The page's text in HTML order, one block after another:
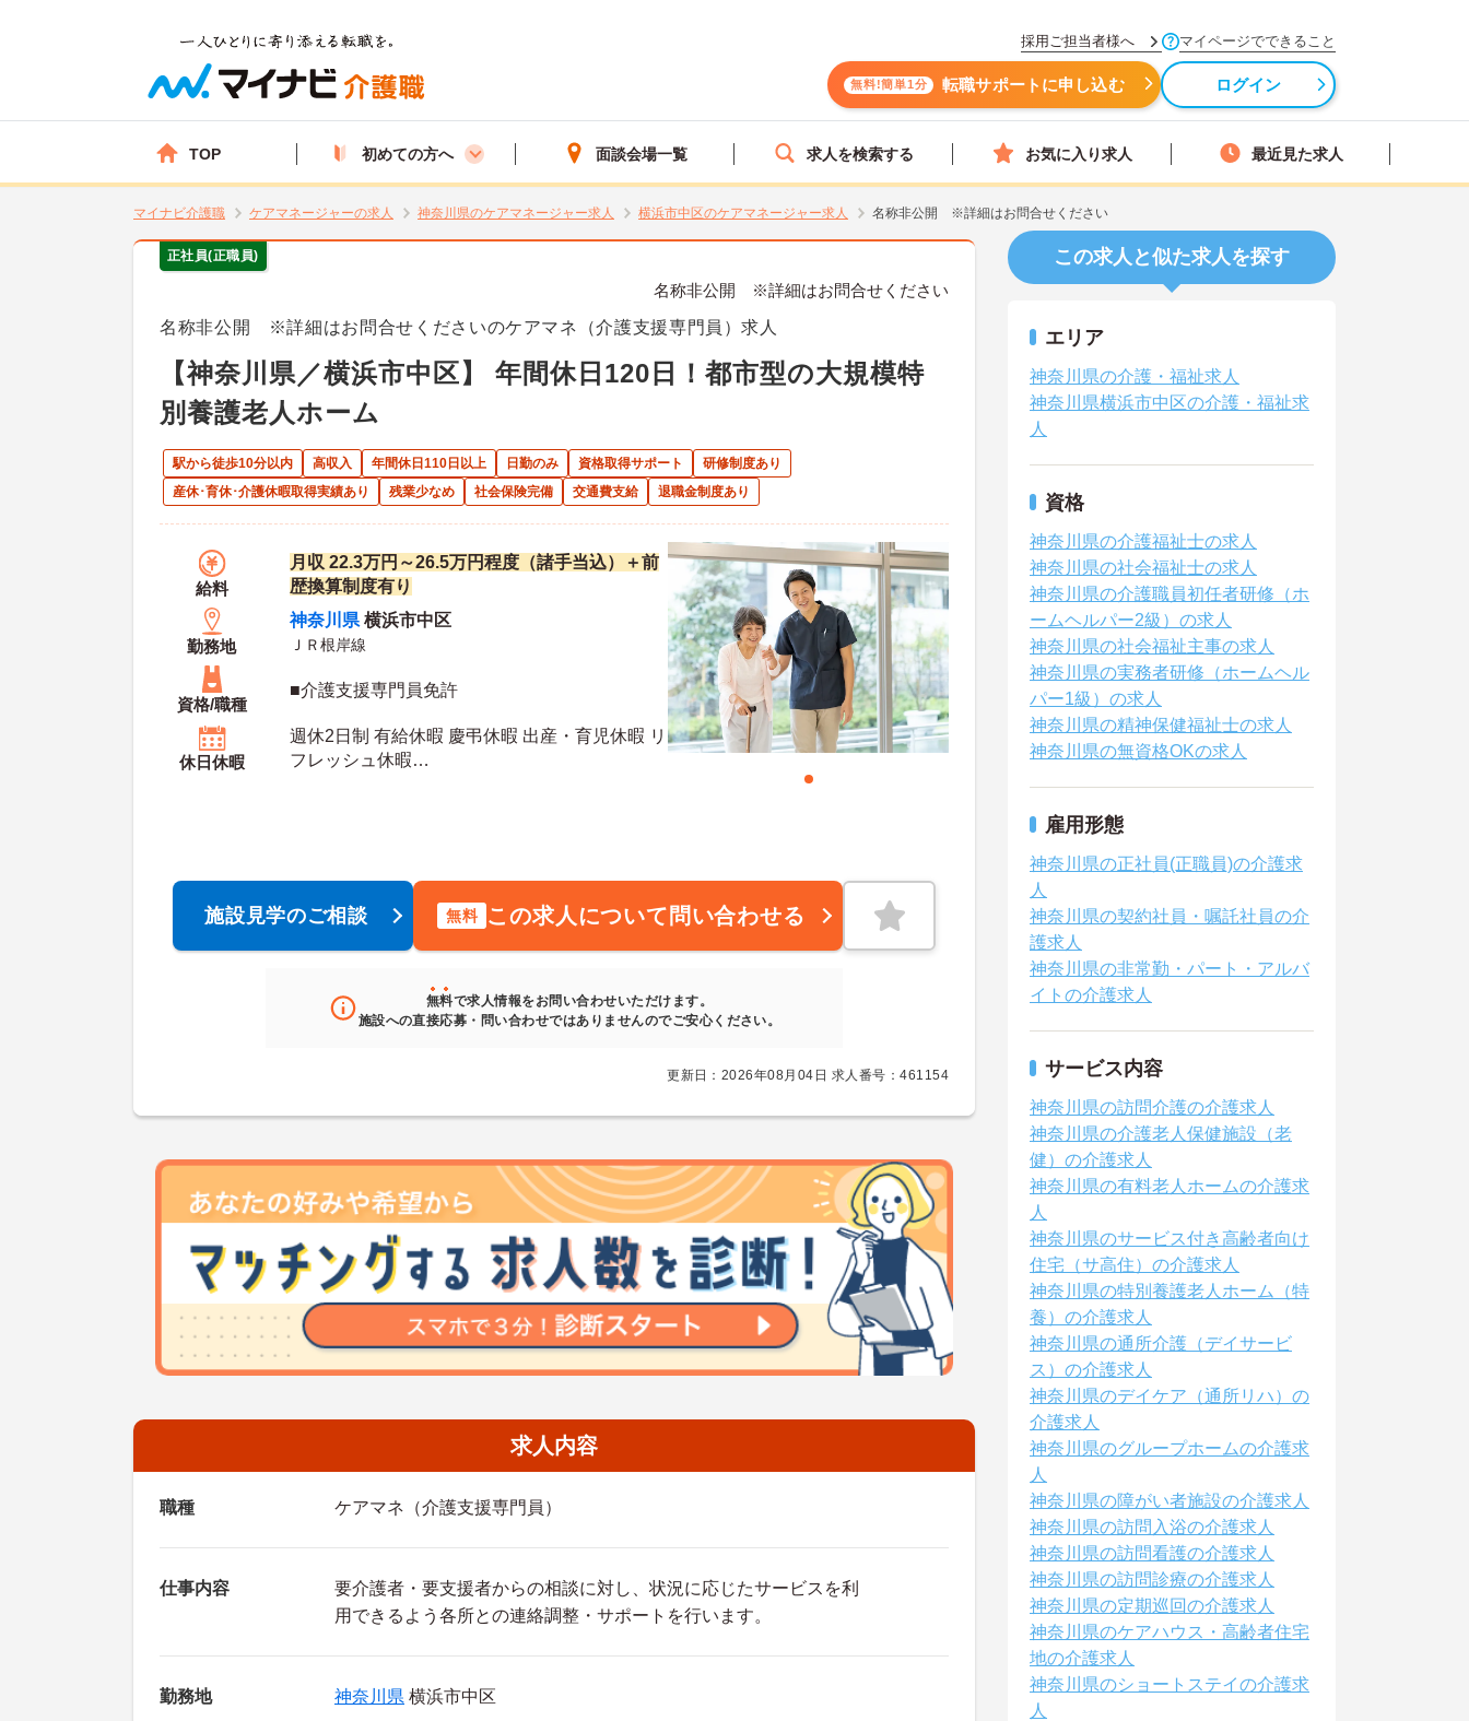
採用ご担当者様へ マイページでできること
無料!簡単1分 転職サポートに申し込む ログイン
TOP 初めての方へ 面談会場一覧 求人を検索する お気に入り求人 最近見た求人
マイナビ介護職 ケアマネージャーの求人 神奈川県のケアマネージャー求人 横浜市中区のケアマネージャー求人 名称非公開 ※詳細はお問合せください
正社員(正職員)
名称非公開 ※詳細はお問合せください
名称非公開 ※詳細はお問合せくださいのケアマネ（介護支援専門員）求人
【神奈川県／横浜市中区】 年間休日120日！都市型の大規模特
別養護老人ホーム
駅から徒歩10分以内 高収入 年間休日110日以上 日勤のみ 資格取得サポート
研修制度あり
産休･育休･介護休暇取得実績あり
残業少なめ 社会保険完備 交通費支給 退職金制度あり
給料
月収 22.3万円～26.5万円程度（諸手当込）＋前
歴換算制度有り
勤務地
神奈川県 横浜市中区
ＪＲ根岸線
資格/職種
■介護支援専門員免許
休日休暇
週休2日制 有給休暇 慶弔休暇 出産・育児休暇 リ
フレッシュ休暇
施設見学のご相談 無料 この求人について問い合わせる
無料で求人情報をお問い合わせいただけます。
施設への直接応募・問い合わせではありませんのでご安心ください。
更新日：2026年08月04日 求人番号：461154
求人内容
職種 ケアマネ（介護支援専門員）
仕事内容
要介護者・要支援者からの相談に対し、状況に応じたサービスを利
用できるよう各所との連絡調整・サポートを行います。
勤務地 神奈川県 横浜市中区
この求人と似た求人を探す
エリア
神奈川県の介護・福祉求人
神奈川県横浜市中区の介護・福祉求
人
資格
神奈川県の介護福祉士の求人
神奈川県の社会福祉士の求人
神奈川県の介護職員初任者研修（ホ
ームヘルパー2級）の求人
神奈川県の社会福祉主事の求人
神奈川県の実務者研修（ホームヘル
パー1級）の求人
神奈川県の精神保健福祉士の求人
神奈川県の無資格OKの求人
雇用形態
神奈川県の正社員(正職員)の介護求
人
神奈川県の契約社員・嘱託社員の介
護求人
神奈川県の非常勤・パート・アルバ
イトの介護求人
サービス内容
神奈川県の訪問介護の介護求人
神奈川県の介護老人保健施設（老
健）の介護求人
神奈川県の有料老人ホームの介護求
人
神奈川県のサービス付き高齢者向け
住宅（サ高住）の介護求人
神奈川県の特別養護老人ホーム（特
養）の介護求人
神奈川県の通所介護（デイサービ
ス）の介護求人
神奈川県のデイケア（通所リハ）の
介護求人
神奈川県のグループホームの介護求
人
神奈川県の障がい者施設の介護求人
神奈川県の訪問入浴の介護求人
神奈川県の訪問看護の介護求人
神奈川県の訪問診療の介護求人
神奈川県の定期巡回の介護求人
神奈川県のケアハウス・高齢者住宅
地の介護求人
神奈川県のショートステイの介護求
人